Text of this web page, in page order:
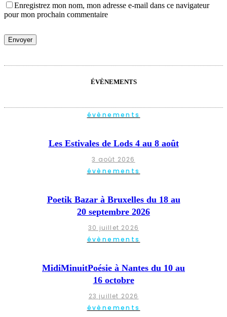
Enregistrez mon nom, mon adresse e-mail dans ce navigateur
pour mon prochain commentaire
ÉVÈNEMENTS
évènements
Les Estivales de Lods 4 au 8 août
3 août 2026
évènements
Poetik Bazar à Bruxelles du 18 au
20 septembre 2026
30 juillet 2026
évènements
MidiMinuitPoésie à Nantes du 10 au
16 octobre
23 juillet 2026
évènements